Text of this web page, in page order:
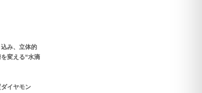
み、立体的
変える“水滴
イヤモン